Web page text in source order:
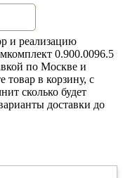
и реализацию
0.900.0096.5
по Москве и
товар в корзину, с
сколько будет
доставки до